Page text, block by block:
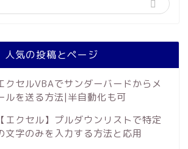
人気の投稿とページ
クセルVBAでサンダーバードからメ
ルを送る方法|半自動化も可
【エクセル】プルダウンリストで特定
文字のみを入力する方法と応用